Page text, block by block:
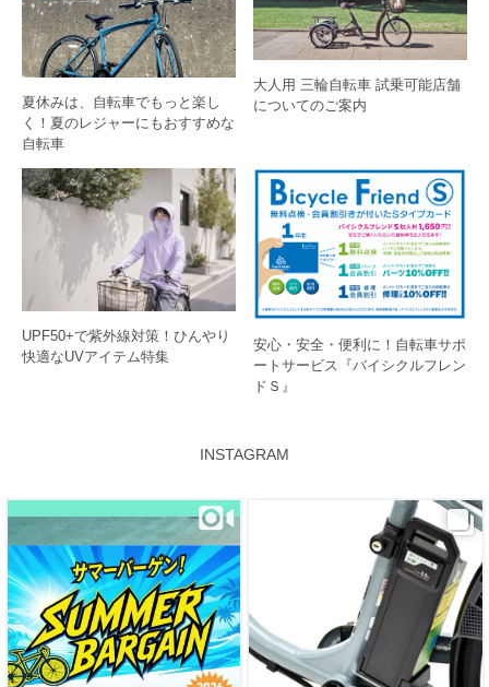
夏休みは、自転車でもっと楽し
く！夏のレジャーにもおすすめな
自転車
大人用 三輪自転車 試乗可能店舗
についてのご案内
UPF50+で紫外線対策！ひんやり
快適なUVアイテム特集
安心・安全・便利に！自転車サポ
ートサービス『バイシクルフレン
ドＳ』
INSTAGRAM